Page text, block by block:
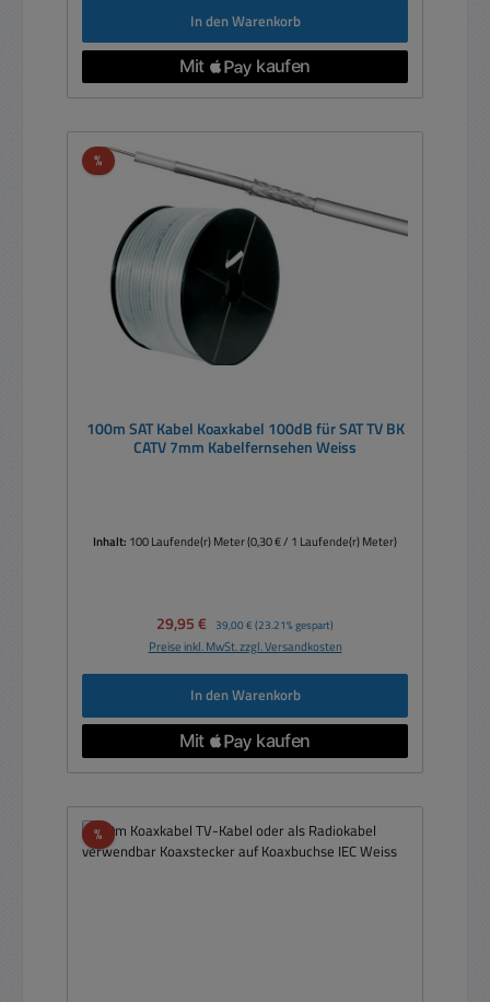
In den Warenkorb
%Rabatt
100m SAT Kabel Koaxkabel 100dB für SAT TV BK
CATV 7mm Kabelfernsehen Weiss
Inhalt: 100 Laufende(r) Meter(0,30 € / 1 Laufende(r) Meter)
Verkaufspreis:
29,95 € Regulärer Preis:
39,00 € (23.21% gespart)
Preise inkl. MwSt. zzgl. Versandkosten
In den Warenkorb
%Rabatt